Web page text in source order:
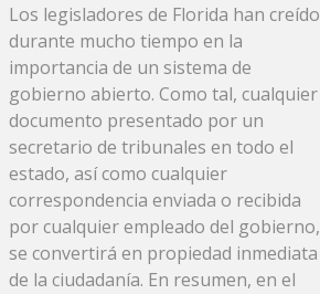
Los legisladores de Florida han creído
durante mucho tiempo en la
importancia de un sistema de
gobierno abierto. Como tal, cualquier
documento presentado por un
secretario de tribunales en todo el
estado, así como cualquier
correspondencia enviada o recibida
por cualquier empleado del gobierno,
se convertirá en propiedad inmediata
de la ciudadanía. En resumen, en el